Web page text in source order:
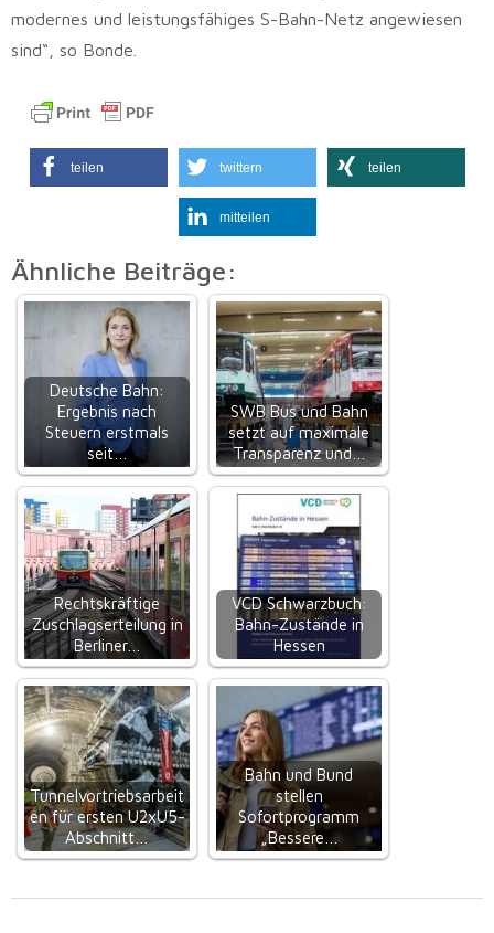
modernes und leistungsfähiges S-Bahn-Netz angewiesen
sind“, so Bonde.
teilen twittern teilen
mitteilen
Ähnliche Beiträge:
Deutsche Bahn:
Ergebnis nach
Steuern erstmals
seit…
SWB Bus und Bahn
setzt auf maximale
Transparenz und…
Rechtskräftige
Zuschlagserteilung in
Berliner…
VCD Schwarzbuch:
Bahn-Zustände in
Hessen
Tunnelvortriebsarbeit
en für ersten U2xU5-
Abschnitt…
Bahn und Bund
stellen
Sofortprogramm
„Bessere…